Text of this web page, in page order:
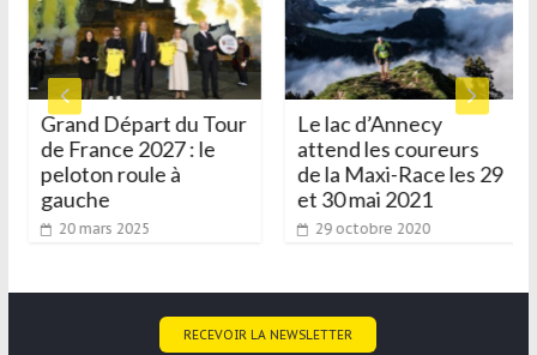
Grand Départ du Tour
de France 2027 : le
peloton roule à
gauche
20 mars 2025
Le lac d’Annecy
attend les coureurs
de la Maxi-Race les 29
et 30 mai 2021
29 octobre 2020
RECEVOIR LA NEWSLETTER